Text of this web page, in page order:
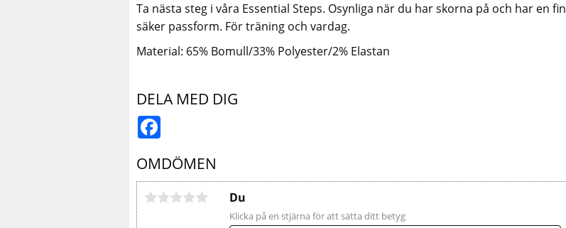
Ta nästa steg i våra Essential Steps. Osynliga när du har skorna på och har en fin
säker passform. För träning och vardag.
Material: 65% Bomull/33% Polyester/2% Elastan
DELA MED DIG
OMDÖMEN
Du
Klicka på en stjärna för att sätta ditt betyg